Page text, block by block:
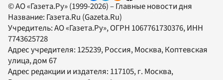
© АО «Газета.Ру» (1999-2026) – Главные новости дня
Название: Газета.Ru (Gazeta.Ru)
Учредитель:АО «Газета.Ру», ОГРН 1067761730376, ИНН
7743625728
Адрес учредителя: 125239, Россия, Москва, Коптевская
улица, дом 67
Адрес редакции и издателя: 117105, г. Москва,